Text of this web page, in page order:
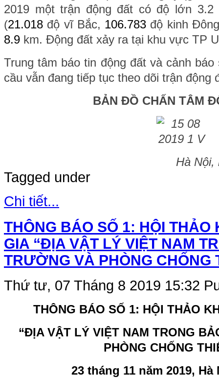
2019 một trận động đất có độ lớn
(21.018 độ vĩ Bắc, 106.783 độ kinh
8.9 km. Động đất xảy ra tại khu vực TP
Trung tâm báo tin động đất và cảnh
cầu vẫn đang tiếp tục theo dõi trận động
BẢN ĐỒ CHẤN TÂM
Hà Nội,
Tagged under
Chi tiết...
THÔNG BÁO SỐ 1: HỘI THẢO
GIA “ĐỊA VẬT LÝ VIỆT NAM
TRƯỜNG VÀ PHÒNG CHỐNG
Thứ tư, 07 Tháng 8 2019 15:32
THÔNG BÁO SỐ 1: HỘI THẢO
“ĐỊA VẬT LÝ VIỆT NAM TRONG
PHÒNG CHỐNG
23 tháng 11 năm 2019, Hà